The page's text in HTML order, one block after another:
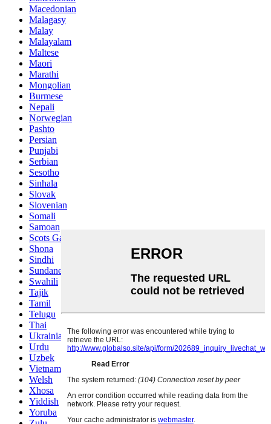
Macedonian
Malagasy
Malay
Malayalam
Maltese
Maori
Marathi
Mongolian
Burmese
Nepali
Norwegian
Pashto
Persian
Punjabi
Serbian
Sesotho
Sinhala
Slovak
Slovenian
Somali
Samoan
Scots Gaelic
Shona
Sindhi
Sundanese
Swahili
Tajik
Tamil
Telugu
Thai
Ukrainian
Urdu
Uzbek
Vietnamese
Welsh
Xhosa
Yiddish
Yoruba